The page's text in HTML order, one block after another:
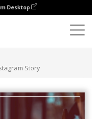
Desktop
Story